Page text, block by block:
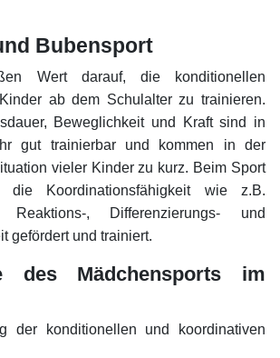
Bubensport
Wert darauf, die konditionellen
ab dem Schulalter zu trainieren.
Beweglichkeit und Kraft sind in
gut trainierbar und kommen in der
vieler Kinder zu kurz. Beim Sport
die Koordinationsfähigkeit wie z.B.
, Reaktions-, Differenzierungs- und
gefördert und trainiert.
des Mädchensports im
der konditionellen und koordinativen